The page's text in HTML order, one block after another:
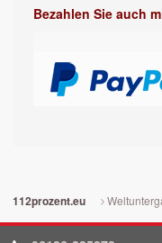
Bezahlen Sie auch
112prozent.eu